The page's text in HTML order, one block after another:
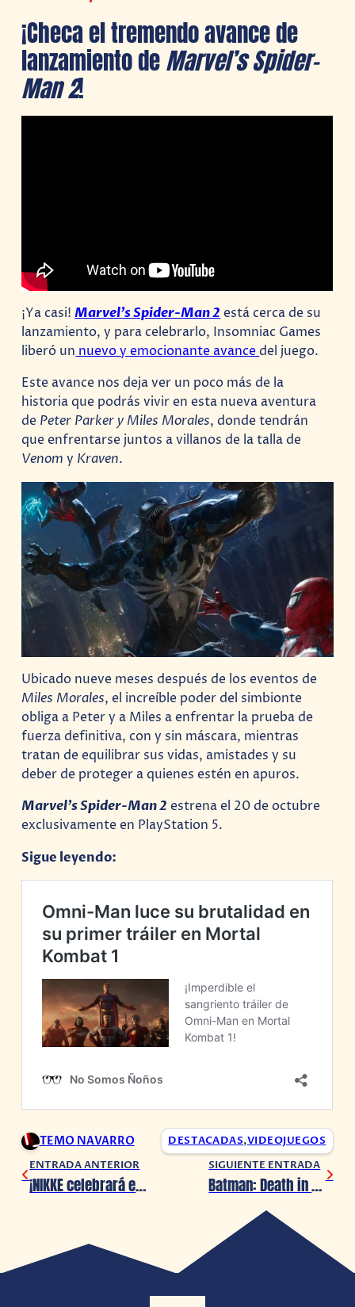
¡Checa el tremendo avance de
lanzamiento deMarvel’s Spider-
Man 2!
¡Ya casi!Marvel’s Spider-Man 2 está cerca de su
lanzamiento, y para celebrarlo, Insomniac Games
liberó un nuevo y emocionante avancedel juego.
Este avance nos deja ver un poco más de la
historia que podrás vivir en esta nueva aventura
de Peter Parker y Miles Morales, donde tendrán
que enfrentarse juntos a villanos de la talla de
Venomy Kraven.
Ubicado nueve meses después de los eventos de
Miles Morales, el increíble poder del simbionte
obliga a Peter y a Miles a enfrentar la prueba de
fuerza definitiva, con y sin máscara, mientras
tratan de equilibrar sus vidas, amistades y su
deber de proteger a quienes estén en apuros.
Marvel’s Spider-Man 2 estrena el 20 de octubre
exclusivamente en PlayStation 5.
Sigue leyendo:
TEMO NAVARRO DESTACADAS,VIDEOJUEGOS
ENTRADA ANTERIOR
¡NIKKE celebrará el halloween a lo grande!
SIGUIENTE ENTRADA
Batman: Death in The Family será relanzado con un feliz final alternativo